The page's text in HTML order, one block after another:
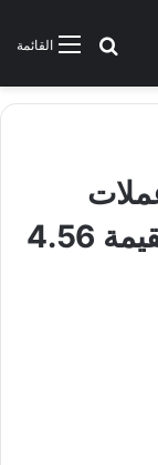
القائمةبحث عن
أجنبية من قناة السويس بقيمة 4.56